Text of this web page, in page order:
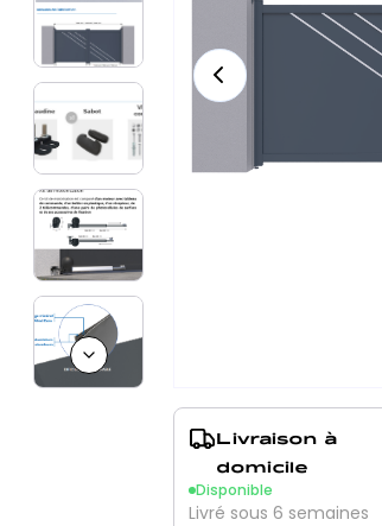
Next slide
Livraison à
domicile
Disponible
Livré sous 6 semaines